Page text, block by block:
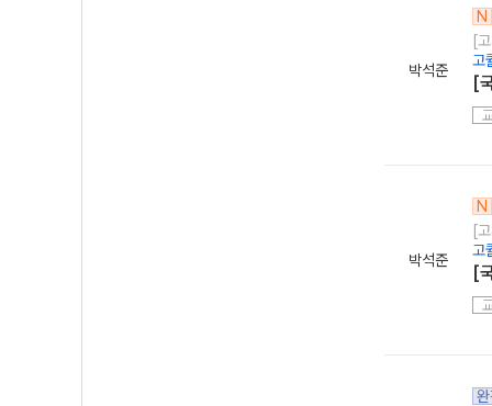
박석준
N
[
고
[
박석준
N
[
고
[